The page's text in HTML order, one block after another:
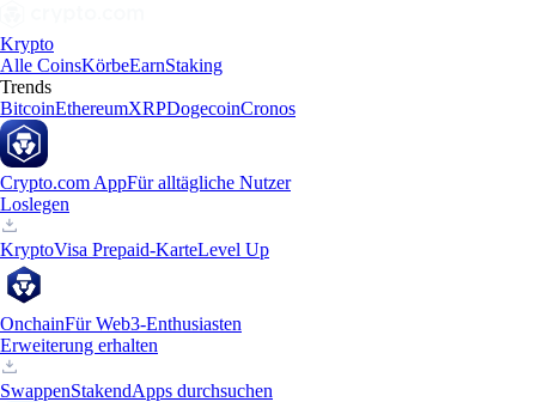
Krypto
Alle CoinsKörbeEarnStaking
Trends
BitcoinEthereumXRPDogecoinCronos
Crypto.com AppFür alltägliche Nutzer
Loslegen
KryptoVisa Prepaid-KarteLevel Up
OnchainFür Web3-Enthusiasten
Erweiterung erhalten
SwappenStakendApps durchsuchen